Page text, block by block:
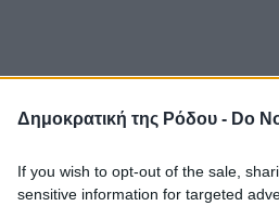
Δημοκρατική της Ρόδου - Do
If you wish to opt-out of the sale,
sensitive information for targeted